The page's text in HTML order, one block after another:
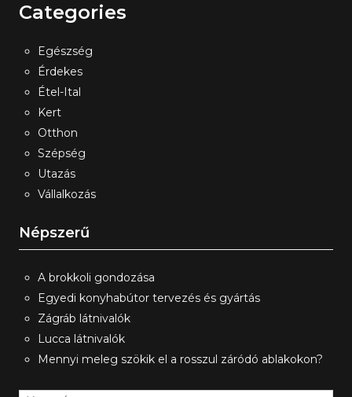
Categories
Egészség
Érdekes
Étel-Ital
Kert
Otthon
Szépség
Utazás
Vállalkozás
Népszerű
A brokkoli gondozása
Egyedi konyhabútor tervezés és gyártás
Zágráb látnivalók
Lucca látnivalók
Mennyi meleg szökik el a rosszul záródó ablakokon?